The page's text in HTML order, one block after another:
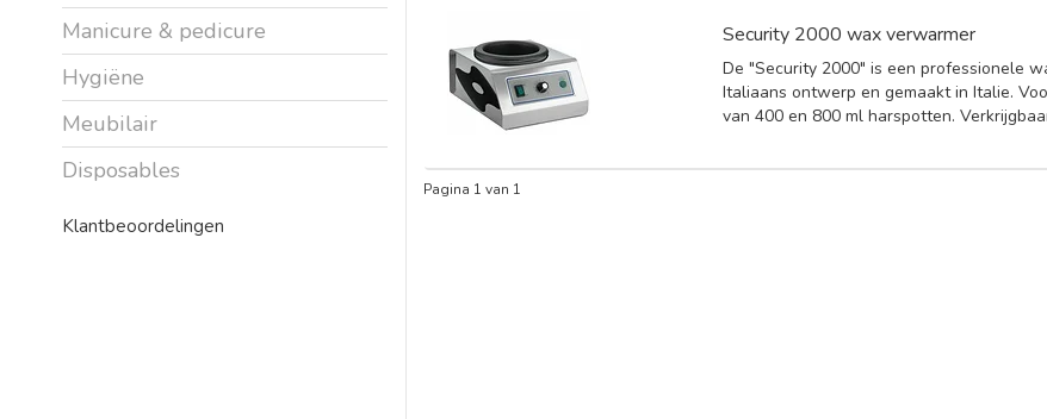
Manicure & pedicure
Hygiëne
Meubilair
Disposables
Klantbeoordelingen
Security 2000 wax verwarmer
De "Security 2000" is een professionele
Italiaans ontwerp en gemaakt in Italie.
van 400 en 800 ml harspotten.
Pagina 1 van 1